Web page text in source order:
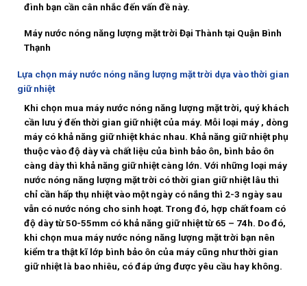
đình bạn cần cân nhắc đến vấn đề này.
Máy nước nóng năng lượng mặt trời Đại Thành tại Quận Bình
Thạnh
Lựa chọn máy nước nóng năng lượng mặt trời dựa vào thời gian
giữ nhiệt
Khi chọn mua máy nước nóng năng lượng mặt trời, quý khách
cần lưu ý đến thời gian giữ nhiệt của máy. Mỗi loại máy , dòng
máy có khả năng giữ nhiệt khác nhau. Khả năng giữ nhiệt phụ
thuộc vào độ dày và chất liệu của bình bảo ôn, bình bảo ôn
càng dày thì khả năng giữ nhiệt càng lớn. Với những loại máy
nước nóng năng lượng mặt trời có thời gian giữ nhiệt lâu thì
chỉ cần hấp thụ nhiệt vào một ngày có nắng thì 2-3 ngày sau
vẫn có nước nóng cho sinh hoạt. Trong đó, hợp chất foam có
độ dày từ 50-55mm có khả năng giữ nhiệt từ 65 – 74h. Do đó,
khi chọn mua máy nước nóng năng lượng mặt trời bạn nên
kiểm tra thật kĩ lớp bình bảo ôn của máy cũng như thời gian
giữ nhiệt là bao nhiêu, có đáp ứng được yêu cầu hay không.